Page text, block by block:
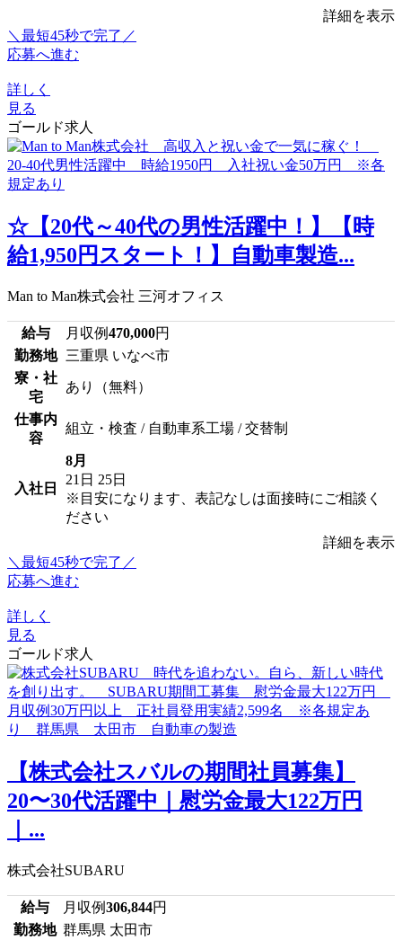
詳細を表示
＼最短45秒で完了／
応募へ進む
詳しく
見る
ゴールド求人
☆【20代～40代の男性活躍中！】【時
給1,950円スタート！】自動車製造...
Man to Man株式会社 三河オフィス
給与 月収例470,000円
勤務地 三重県 いなべ市
寮・社
宅
あり（無料）
仕事内
容
組立・検査 / 自動車系工場 / 交替制
入社日
8月
21日 25日
※目安になります、表記なしは面接時にご相談く
ださい
詳細を表示
＼最短45秒で完了／
応募へ進む
詳しく
見る
ゴールド求人
【株式会社スバルの期間社員募集】
20〜30代活躍中｜慰労金最大122万円
｜...
株式会社SUBARU
給与 月収例306,844円
勤務地 群馬県 太田市